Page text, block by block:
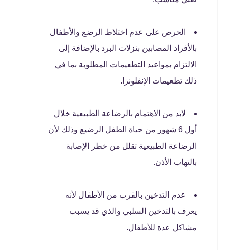
الحرص على عدم اختلاط الرضع والأطفال
بالأفراد المصابين بنزلات البرد بالإضافة إلى
الالتزام بمواعيد التطعيمات المطلوبة بما في
ذلك تطعيمات الإنفلونزا.
لابد من الاهتمام بالرضاعة الطبيعية خلال
أول 6 شهور من حياة الطفل الرضيع وذلك لأن
الرضاعة الطبيعية تقلل من خطر الإصابة
بالتهاب الأذن.
عدم التدخين بالقرب من الأطفال لأنه
يعرف بالتدخين السلبي والذي قد يسبب
مشاكل عدة للأطفال.